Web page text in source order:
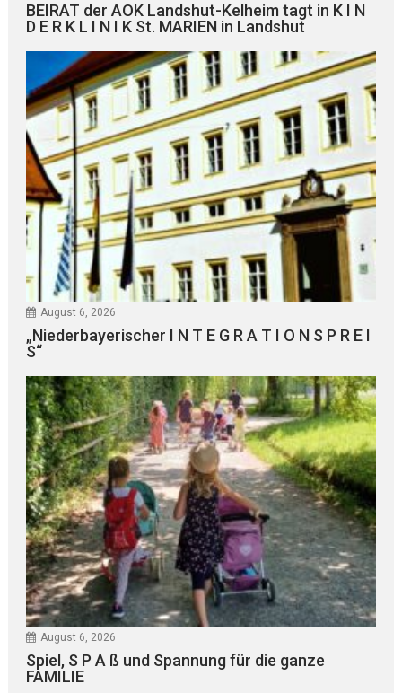
BEIRAT der AOK Landshut-Kelheim tagt in K I N
D E R K L I N I K St. MARIEN in Landshut
August 6, 2026
„Niederbayerischer I N T E G R A T I O N S P R E I
S“
August 6, 2026
Spiel, S P A ß und Spannung für die ganze
FAMILIE